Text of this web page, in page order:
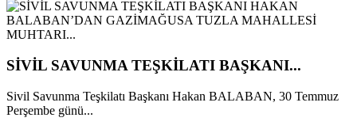
SİVİL SAVUNMA TEŞKİLATI BAŞKANI...
Sivil Savunma Teşkilatı Başkanı Hakan BALABAN, 30 Temmuz
Perşembe günü...